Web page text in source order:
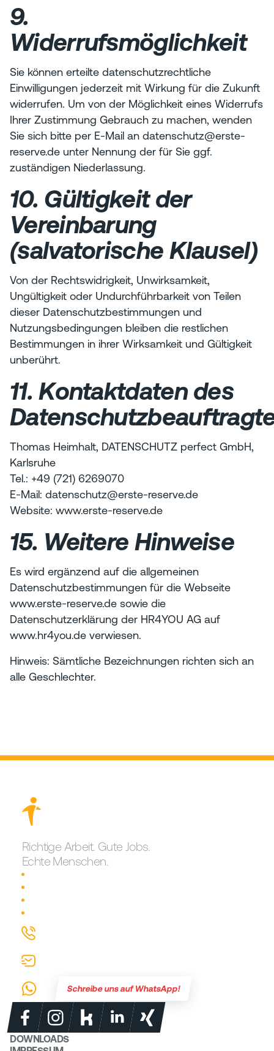
9.
Widerrufsmöglichkeit
Sie können erteilte datenschutzrechtliche
Einwilligungen jederzeit mit Wirkung für die Zukunft
widerrufen. Um von der Möglichkeit eines Widerrufs
Ihrer Zustimmung Gebrauch zu machen, wenden
Sie sich bitte per E-Mail an datenschutz@erste-
reserve.de unter Nennung der für Sie ggf.
zuständigen Niederlassung.
10. Gültigkeit der
Vereinbarung
(salvatorische Klausel)
Von der Rechtswidrigkeit, Unwirksamkeit,
Ungültigkeit oder Undurchführbarkeit von Teilen
dieser Datenschutzbestimmungen und
Nutzungsbedingungen bleiben die restlichen
Bestimmungen in ihrer Wirksamkeit und Gültigkeit
unberührt.
11. Kontaktdaten des
Thomas Heimhalt, DATENSCHUTZ perfect GmbH,
Karlsruhe
Tel.: +49 (721) 6269070
E-Mail: datenschutz@erste-reserve.de
Website: www.erste-reserve.de
15. Weitere Hinweise
Es wird ergänzend auf die allgemeinen
Datenschutzbestimmungen für die Webseite
www.erste-reserve.de sowie die
Datenschutzerklärung der HR4YOU AG auf
www.hr4you.de verwiesen.
Hinweis: Sämtliche Bezeichnungen richten sich an
alle Geschlechter.
Richtige Arbeit. Gute Jobs.
Echte Menschen.
Schreibe uns auf WhatsApp!
DOWNLOADS